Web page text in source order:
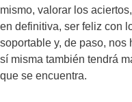
mismo, valorar los
en definitiva, ser feliz con
soportable y, de paso,
sí misma también tendrá
que se encuentra.